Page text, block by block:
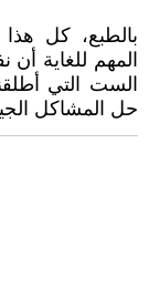
بالطبع، كل
المهم للغاية
الست التي
حل المشاكل